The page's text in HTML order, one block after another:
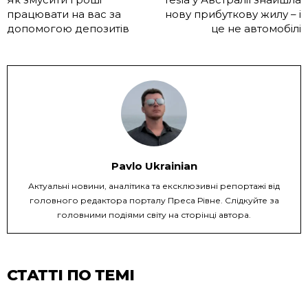
працювати на вас за
допомогою депозитів
нову прибуткову жилу – і
це не автомобілі
Pavlo Ukrainian
Актуальні новини, аналітика та ексклюзивні репортажі від
головного редактора порталу Преса Рівне. Слідкуйте за
головними подіями світу на сторінці автора.
СТАТТІ ПО ТЕМІ